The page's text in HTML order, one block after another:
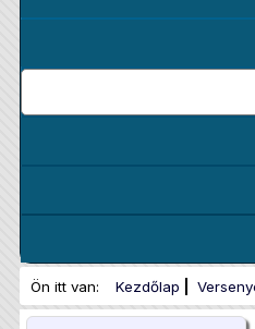
Ön itt van: Kezdőlap